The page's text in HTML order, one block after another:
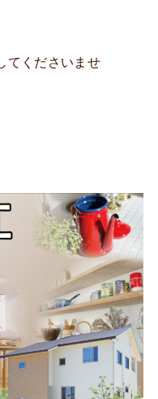
てくださいませ